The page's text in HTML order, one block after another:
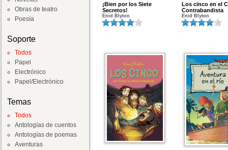
Obras de teatro
Poesía
Soporte
Todos
Papel
Electrónico
Papel/Electrónico
Temas
Todos
Antologías de cuentos
Antologías de poemas
Aventuras
¡Bien por los Siete
Secretos!
Enid Blyton
Los cinco en el
Contrabandista
Enid Blyton